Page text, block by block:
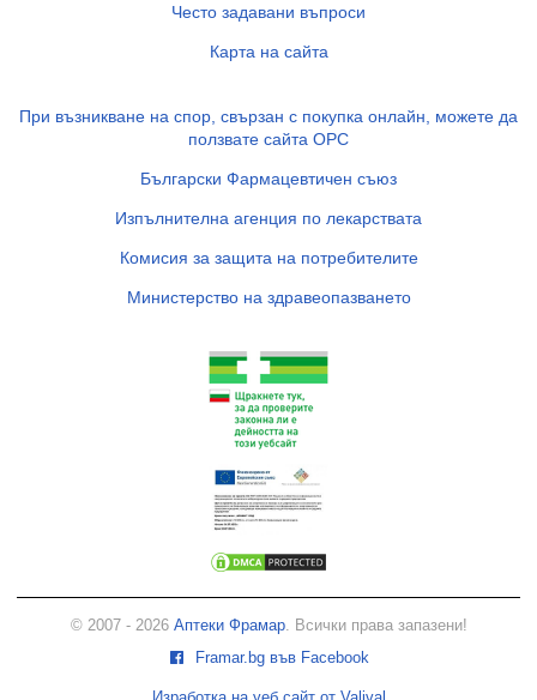
Често задавани въпроси
Карта на сайта
При възникване на спор, свързан с покупка онлайн, можете да
ползвате сайта ОРС
Български Фармацевтичен съюз
Изпълнителна агенция по лекарствата
Комисия за защита на потребителите
Министерство на здравеопазването
© 2007 - 2026 Аптеки Фрамар. Всички права запазени!
Framar.bg във Facebook